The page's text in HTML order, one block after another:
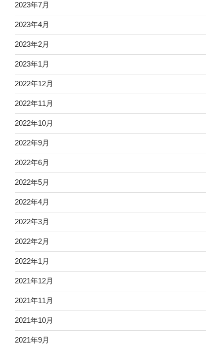
2023年7月
2023年4月
2023年2月
2023年1月
2022年12月
2022年11月
2022年10月
2022年9月
2022年6月
2022年5月
2022年4月
2022年3月
2022年2月
2022年1月
2021年12月
2021年11月
2021年10月
2021年9月